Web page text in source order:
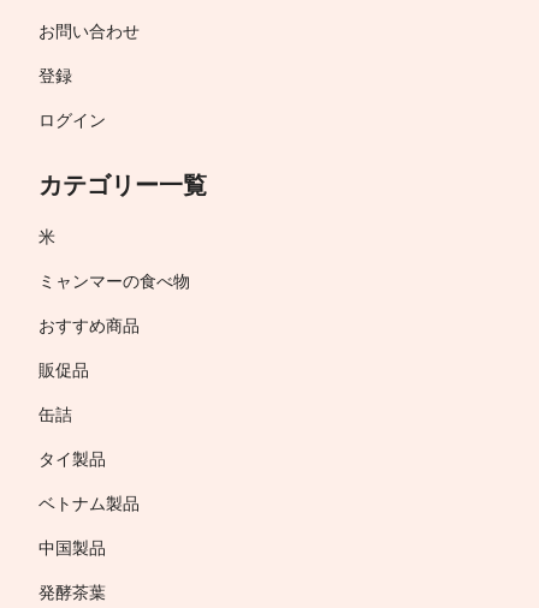
お問い合わせ
登録
ログイン
カテゴリー一覧
米
ミャンマーの食べ物
おすすめ商品
販促品
缶詰
タイ製品
ベトナム製品
中国製品
発酵茶葉